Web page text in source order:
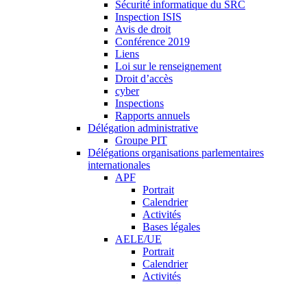
Sécurité informatique du SRC
Inspection ISIS
Avis de droit
Conférence 2019
Liens
Loi sur le renseignement
Droit d’accès
cyber
Inspections
Rapports annuels
Délégation administrative
Groupe PIT
Délégations organisations parlementaires
internationales
APF
Portrait
Calendrier
Activités
Bases légales
AELE/UE
Portrait
Calendrier
Activités